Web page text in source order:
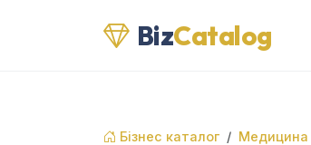
BizCatalog
Бізнес каталог Медицина